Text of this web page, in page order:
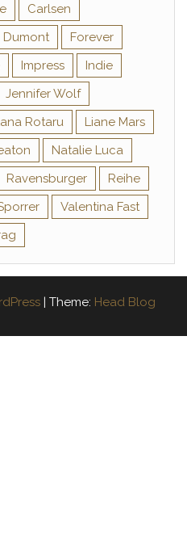
Carlsen
Dumont
Forever
Impress
Indie
Jennifer Wolf
Rotaru
Liane Mars
Natalie Luca
Ravensburger
Reihe
Valentina Fast
| Theme: Head Blog